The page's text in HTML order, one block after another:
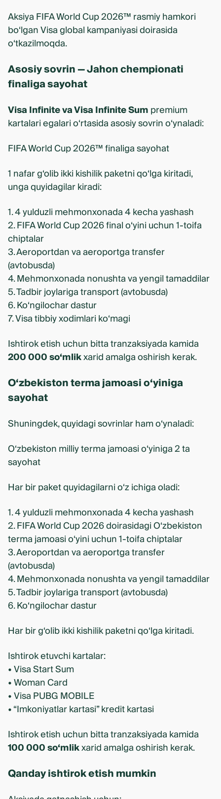
Aksiya FIFA World Cup 2026™ rasmiy hamkori
bo‘lgan Visa global kampaniyasi doirasida
o‘tkazilmoqda.
Asosiy sovrin — Jahon chempionati
finaliga sayohat
Visa Infinite va Visa Infinite Sumpremium
kartalari egalari o‘rtasida asosiy sovrin o‘ynaladi:
FIFA World Cup 2026™ finaliga sayohat
1 nafar g‘olib ikki kishilik paketni qo‘lga kiritadi,
unga quyidagilar kiradi:
1. 4 yulduzli mehmonxonada 4 kecha yashash
2. FIFA World Cup 2026 final o‘yini uchun 1-toifa
chiptalar
3. Aeroportdan va aeroportga transfer
(avtobusda)
4. Mehmonxonada nonushta va yengil tamaddilar
5. Tadbir joylariga transport (avtobusda)
6. Ko‘ngilochar dastur
7. Visa tibbiy xodimlari ko‘magi
Ishtirok etish uchun bitta tranzaksiyada kamida
200 000 so‘mlikxarid amalga oshirish kerak.
O‘zbekiston terma jamoasi o‘yiniga
sayohat
Shuningdek, quyidagi sovrinlar ham o‘ynaladi:
O‘zbekiston milliy terma jamoasi o‘yiniga 2 ta
sayohat
Har bir paket quyidagilarni o‘z ichiga oladi:
1. 4 yulduzli mehmonxonada 4 kecha yashash
2. FIFA World Cup 2026 doirasidagi O‘zbekiston
terma jamoasi o‘yini uchun 1-toifa chiptalar
3. Aeroportdan va aeroportga transfer
(avtobusda)
4. Mehmonxonada nonushta va yengil tamaddilar
5. Tadbir joylariga transport (avtobusda)
6. Ko‘ngilochar dastur
Har bir g‘olib ikki kishilik paketni qo‘lga kiritadi.
Ishtirok etuvchi kartalar:
• Visa Start Sum
• Woman Card
• Visa PUBG MOBILE
• “Imkoniyatlar kartasi” kredit kartasi
Ishtirok etish uchun bitta tranzaksiyada kamida
100 000 so‘mlikxarid amalga oshirish kerak.
Qanday ishtirok etish mumkin